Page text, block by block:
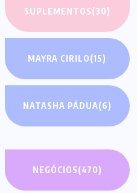
SUPLEMENTOS(30)
MAYRA CIRILO(15)
NATASHA PÁDUA(6)
NEGÓCIOS(470)